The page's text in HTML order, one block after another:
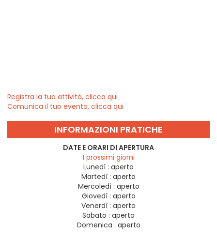
Registra la tua attività, clicca qui
Comunica il tuo evento, clicca qui
INFORMAZIONI PRATICHE
DATE E ORARI DI APERTURA
I prossimi giorni
Lunedì : aperto
Martedì : aperto
Mercoledì : aperto
Giovedì : aperto
Venerdì : aperto
Sabato : aperto
Domenica : aperto